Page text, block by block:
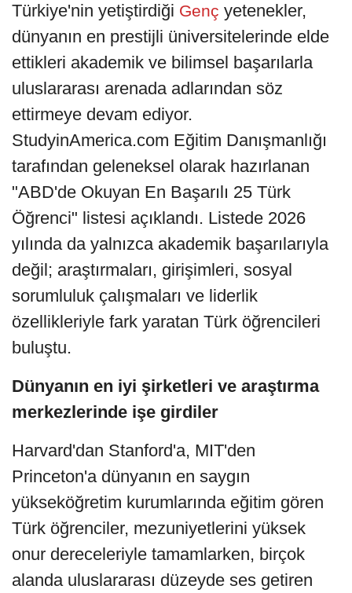
Türkiye'nin yetiştirdiği Genç yetenekler,
dünyanın en prestijli üniversitelerinde elde
ettikleri akademik ve bilimsel başarılarla
uluslararası arenada adlarından söz
ettirmeye devam ediyor.
StudyinAmerica.com Eğitim Danışmanlığı
tarafından geleneksel olarak hazırlanan
"ABD'de Okuyan En Başarılı 25 Türk
Öğrenci" listesi açıklandı. Listede 2026
yılında da yalnızca akademik başarılarıyla
değil; araştırmaları, girişimleri, sosyal
sorumluluk çalışmaları ve liderlik
özellikleriyle fark yaratan Türk öğrencileri
buluştu.
Dünyanın en iyi şirketleri ve araştırma
merkezlerinde işe girdiler
Harvard'dan Stanford'a, MIT'den
Princeton'a dünyanın en saygın
yükseköğretim kurumlarında eğitim gören
Türk öğrenciler, mezuniyetlerini yüksek
onur dereceleriyle tamamlarken, birçok
alanda uluslararası düzeyde ses getiren